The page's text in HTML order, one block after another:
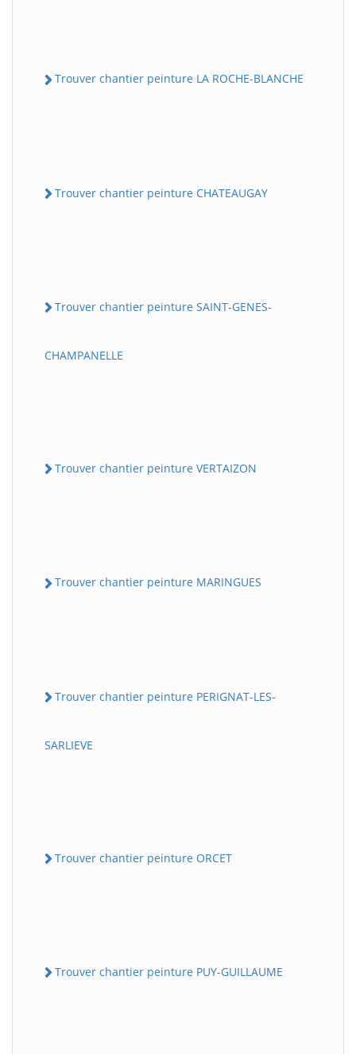
Trouver chantier peinture LA ROCHE-BLANCHE
Trouver chantier peinture CHATEAUGAY
Trouver chantier peinture SAINT-GENES-
CHAMPANELLE
Trouver chantier peinture VERTAIZON
Trouver chantier peinture MARINGUES
Trouver chantier peinture PERIGNAT-LES-
SARLIEVE
Trouver chantier peinture ORCET
Trouver chantier peinture PUY-GUILLAUME